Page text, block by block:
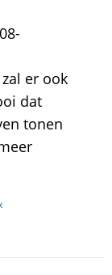
er ook
dat
tonen